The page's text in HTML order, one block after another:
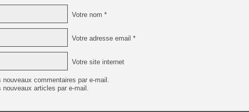
Votre nom *
Votre adresse email *
Votre site internet
nouveaux commentaires par e-mail.
nouveaux articles par e-mail.